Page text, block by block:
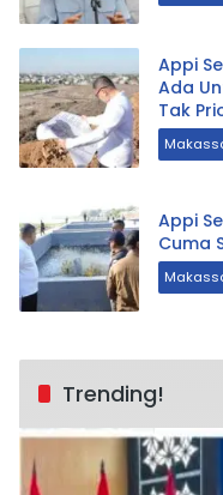
Appi
Ada
Tak
Appi
Cuma
Trending!